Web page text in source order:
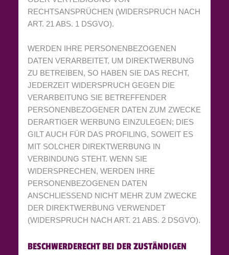
RECHTSANSPRÜCHEN (WIDERSPRUCH NACH
ART. 21 ABS. 1 DSGVO).
WERDEN IHRE PERSONENBEZOGENEN
DATEN VERARBEITET, UM DIREKTWERBUNG
ZU BETREIBEN, SO HABEN SIE DAS RECHT,
JEDERZEIT WIDERSPRUCH GEGEN DIE
VERARBEITUNG SIE BETREFFENDER
PERSONENBEZOGENER DATEN ZUM ZWECKE
DERARTIGER WERBUNG EINZULEGEN; DIES
GILT AUCH FÜR DAS PROFILING, SOWEIT ES
MIT SOLCHER DIREKTWERBUNG IN
VERBINDUNG STEHT. WENN SIE
WIDERSPRECHEN, WERDEN IHRE
PERSONENBEZOGENEN DATEN
ANSCHLIESSEND NICHT MEHR ZUM ZWECKE
DER DIREKTWERBUNG VERWENDET
(WIDERSPRUCH NACH ART. 21 ABS. 2 DSGVO).
BESCHWERDE­RECHT BEI DER ZUSTÄNDIGEN